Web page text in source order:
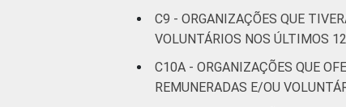
C9 - ORGANIZAÇÕES QUE
VOLUNTÁRIOS NOS ÚLTIMOS
C10A - ORGANIZAÇÕES QUE
REMUNERADAS E/OU